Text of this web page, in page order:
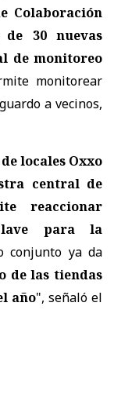
Colaboración
de 30 nuevas
de monitoreo
monitorear
a vecinos,
locales Oxxo
central de
reaccionar
para la
conjunto ya da
de las tiendas
año", señaló el